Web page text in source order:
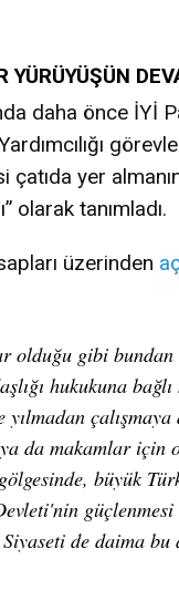
YÜRÜYÜŞÜN
daha önce İYİ
çatıda yer
olarak tanımladı.
üzerinden
olduğu gibi
hukukuna
yılmadan
da makamlar için
gölgesinde, büyük
de daima bu